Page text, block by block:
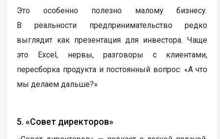
Это особенно полезно малому бизнесу.
В реальности предпринимательство редко
выглядит как презентация для инвестора. Чаще
это Excel, нервы, разговоры с клиентами,
пересборка продукта и постоянный вопрос: «А что
мы делаем дальше?»
5. «Совет директоров»